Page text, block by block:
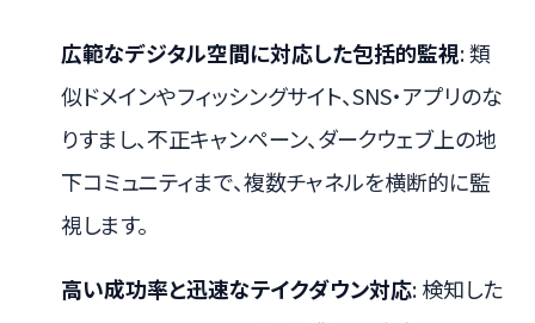
広範なデジタル空間に対応した包括的監視: 類
似ドメインやフィッシングサイト、SNS・アプリのな
りすまし、不正キャンペーン、ダークウェブ上の地
下コミュニティまで、複数チャネルを横断的に監
視します。
高い成功率と迅速なテイクダウン対応: 検知した